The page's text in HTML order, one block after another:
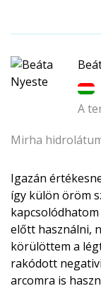
A
Mirha
Igazán
így külön öröm
előtt használni,
körülöttem a
rakódott
arcomra is